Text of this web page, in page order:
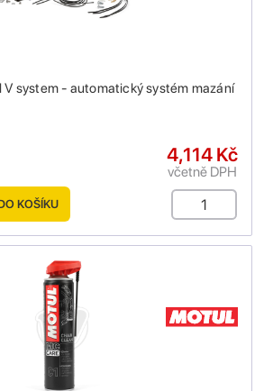
system - automatický systém mazání
4,114 Kč
včetně DPH
KOŠÍKU